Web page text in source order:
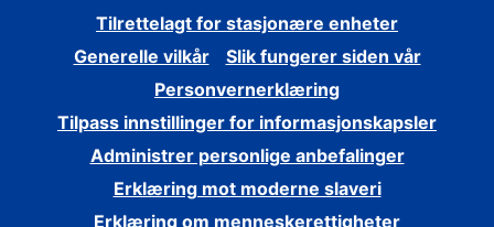
Tilrettelagt for stasjonære enheter
Generelle vilkår
Slik fungerer siden vår
Personvernerklæring
Tilpass innstillinger for informasjonskapsler
Administrer personlige anbefalinger
Erklæring mot moderne slaveri
Erklæring om menneskerettigheter